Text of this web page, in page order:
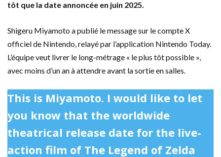
tôt que la date annoncée en juin 2025.
Shigeru Miyamoto a publié le message sur le compte X
officiel de Nintendo, relayé par l’application Nintendo Today.
L’équipe veut livrer le long-métrage « le plus tôt possible »,
avec moins d’un an à attendre avant la sortie en salles.
This is Miyamoto. I would like to let
you know that the worldwide
theatrical release date for the live-
action film of The Legend of Zelda